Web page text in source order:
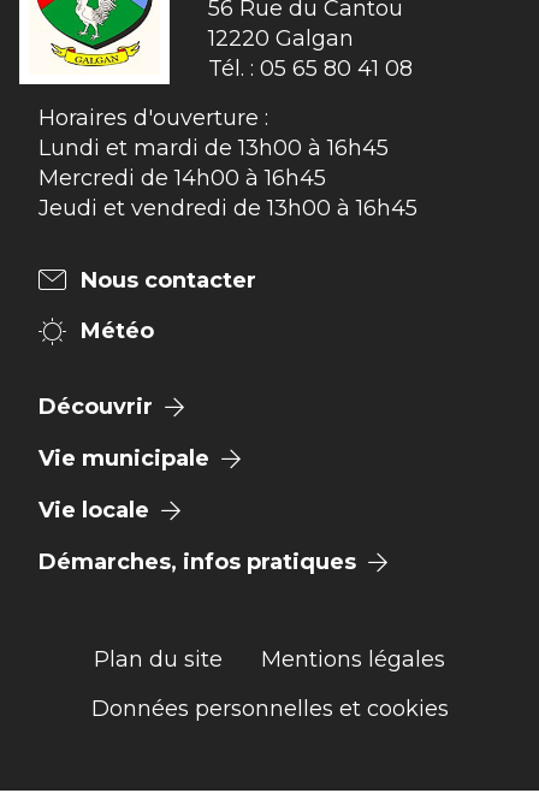
56 Rue du Cantou
12220 Galgan
Tél. : 05 65 80 41 08
Horaires d'ouverture :
Lundi et mardi de 13h00 à 16h45
Mercredi de 14h00 à 16h45
Jeudi et vendredi de 13h00 à 16h45
Nous contacter
Météo
Découvrir
Vie municipale
Vie locale
Démarches, infos pratiques
Plan du site
Mentions légales
Données personnelles et cookies